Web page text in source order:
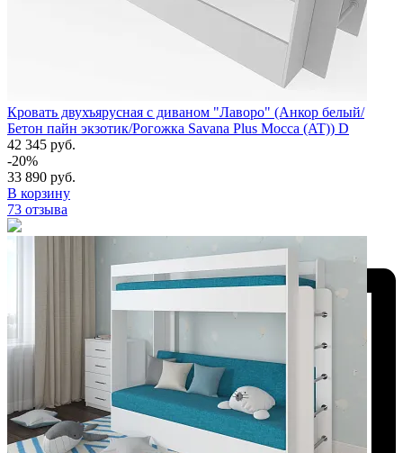
Кровать двухъярусная с диваном "Лаворо" (Анкор белый/
Бетон пайн экзотик/Рогожка Savana Plus Mocca (AT)) D
42 345 руб.
-20%
33 890 руб.
В корзину
73 отзыва